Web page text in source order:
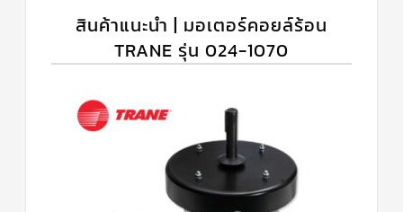
สินค้าแนะนำ | มอเตอร์คอยล์ร้อน
TRANE รุ่น 024-1070